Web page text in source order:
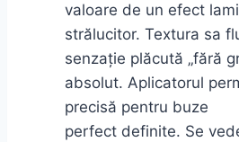
valoare de un efect
strălucitor. Textura sa
senzație plăcută „fără
absolut. Aplicatorul
precisă pentru buze
perfect definite. Se